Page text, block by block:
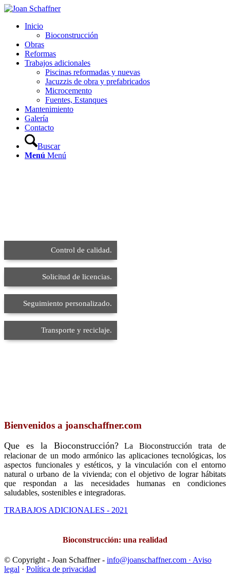
Inicio
Bioconstrucción
Obras
Reformas
Trabajos adicionales
Piscinas reformadas y nuevas
Jacuzzis de obra y prefabricados
Microcemento
Fuentes, Estanques
Mantenimiento
Galería
Contacto
Buscar
Menú Menú
Control de calidad.
Solicitud de licencias.
Seguimiento personalizado.
Transporte y reciclaje.
Bienvenidos a joanschaffner.com
Que es la Bioconstrucción?La Bioconstrucción trata de
relacionar de un modo armónico las aplicaciones tecnológicas, los
aspectos funcionales y estéticos, y la vinculación con el entorno
natural o urbano de la vivienda; con el objetivo de lograr hábitats
que respondan a las necesidades humanas en condiciones
saludables, sostenibles e integradoras.
TRABAJOS ADICIONALES - 2021
Bioconstrucción: una realidad
© Copyright - Joan Schaffner - info@joanschaffner.com · Aviso
legal · Política de privacidad